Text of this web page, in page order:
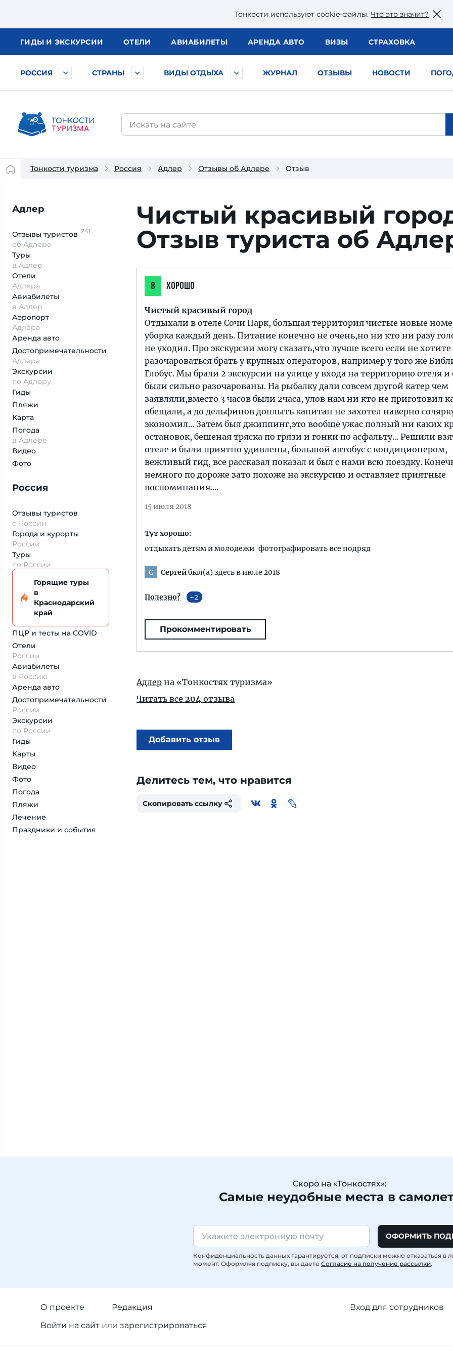
Тонкости используют сookie-файлы. Что это значит?
ГИДЫ И ЭКСКУРСИИ ОТЕЛИ АВИАБИЛЕТЫ АРЕНДА АВТО ВИЗЫ СТРАХОВКА
РОССИЯ СТРАНЫ ВИДЫ ОТДЫХА ЖУРНАЛ ОТЗЫВЫ НОВОСТИ
Тонкости туризма Россия Адлер Отзывы об Адлере Отзыв
Адлер
Отзывы туристов 241
об Адлере
Туры
в Адлер
Отели
Адлера
Авиабилеты
в Адлер
Аэропорт
Адлера
Аренда авто
Достопримеча­тельности
Адлера
Экскурсии
по Адлеру
Гиды
Пляжи
Карта
Погода
в Адлере
Видео
Фото
Россия
Отзывы туристов
о России
Города и курорты
России
Туры
по России
Горящие туры
в
Краснодарский
край
ПЦР и тесты на COVID
Отели
России
Авиабилеты
в Россию
Аренда авто
Достопримеча­тельности
России
Экскурсии
по России
Гиды
Карты
Видео
Фото
Погода
Пляжи
Лечение
Праздники и события
Чистый красивый
Отзыв туриста об
8 ХОРОШО
Чистый красивый город
Отдыхали в отеле Сочи Парк, большая территория чистые новые
уборка каждый день. Питание конечно не очень,но ни кто ни разу
не уходил. Про экскурсии могу сказать,что лучше всего если не хотите
разочароваться брать у крупных операторов, например у того же
Глобус. Мы брали 2 экскурсии на улице у входа на территорию отеля и
были сильно разочарованы. На рыбалку дали совсем другой катер чем
заявляли,вместо 3 часов были 2часа, улов нам ни кто не приготовил
обещали, а до дельфинов доплыть капитан не захотел наверно
экономил... Затем был джиппинг,это вообще ужас полный ни каких
остановок, бешеная тряска по грязи и гонки по асфальту... Решили
отеле и были приятно удивлены, большой автобус с кондиционером,
вежливый гид, все рассказал показал и был с нами всю поездку.
немного по дороже зато похоже на экскурсию и оставляет приятные
воспоминания....
15 июля 2018
Тут хорошо:
отдыхать детям и молодежи фотографировать все подряд
С Сергейбыл(а) здесь в июле 2018
Полезно? 2
Прокомментировать
Адлер на «Тонкостях туризма»
Читать все 204 отзыва
Добавить отзыв
Делитесь тем, что нравится
Скопировать ссылку
Скоро на «Тонкостях»:
Самые неудобные места в
ОФОРМИТЬ
Конфиденциальность данных гарантируется, от подписки можно отказаться в
момент. Оформляя подписку, вы даете Согласие на получение рассылки.
О проекте
Редакция
Войти на сайт или зарегистрироваться
Вход для сотрудников